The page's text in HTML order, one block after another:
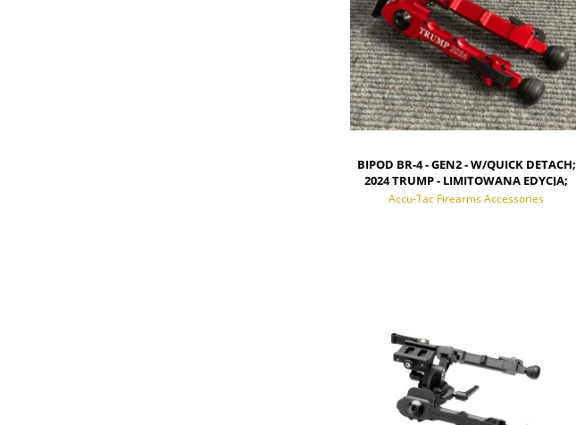
BIPOD BR-4 - GEN2 - W/QUICK DETACH;
2024 TRUMP - LIMITOWANA EDYCJA;
ACCU-TAC
Accu-Tac Firearms Accessories